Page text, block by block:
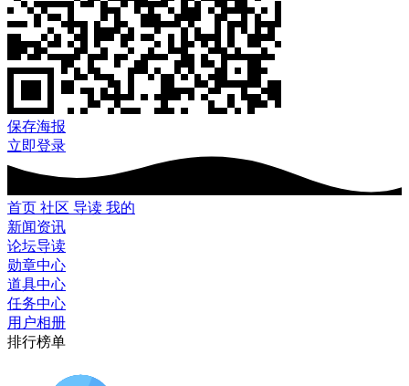
保存海报
立即登录
首页 社区 导读 我的
新闻资讯
论坛导读
勋章中心
道具中心
任务中心
用户相册
排行榜单